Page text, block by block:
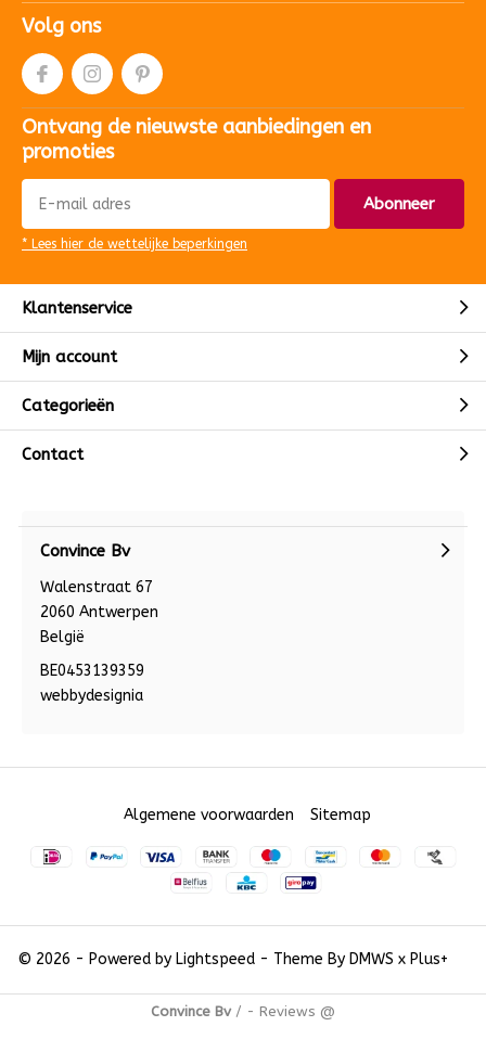
Volg ons
Ontvang de nieuwste aanbiedingen en
promoties
Abonneer
* Lees hier de wettelijke beperkingen
Klantenservice
Mijn account
Categorieën
Contact
Convince Bv
Walenstraat 67
2060 Antwerpen
België
BE0453139359
webbydesignia
© 2026 - Powered by Lightspeed- Theme By DMWS x Plus+
Algemene voorwaarden Sitemap
Convince Bv/ - Reviews @